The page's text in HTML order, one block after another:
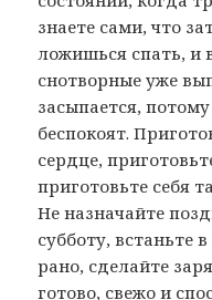
знаете сами, что
ложишься спать, и
снотворные уже
засыпается,
беспокоят.
сердце,
приготовьте себя
Не назначайте
субботу, встаньте
рано, сделайте
готово, свежо и